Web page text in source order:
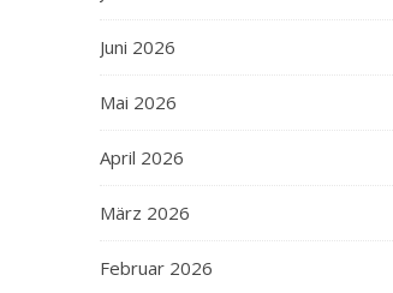
Juni 2026
Mai 2026
April 2026
März 2026
Februar 2026